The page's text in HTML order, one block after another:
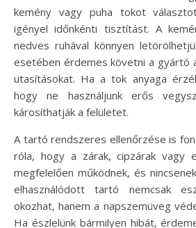
kemény vagy puha tokot
igényel időnkénti tisztítást. A
nedves ruhával könnyen
esetében érdemes követni a gyártó
utasításokat. Ha a tok anyaga
hogy ne használjunk erős
károsíthatják a felületet.
A tartó rendszeres ellenőrzése is
róla, hogy a zárak, cipzárak vagy
megfelelően működnek, és
elhasználódott tartó nemcsak
okozhat, hanem a napszemüveg
Ha észlelünk bármilyen hibát,